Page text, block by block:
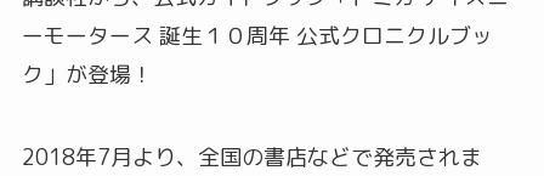
ーモータース 誕生１０周年 公式クロニクルブッ
ク」が登場！
2018年7月より、全国の書店などで発売されま